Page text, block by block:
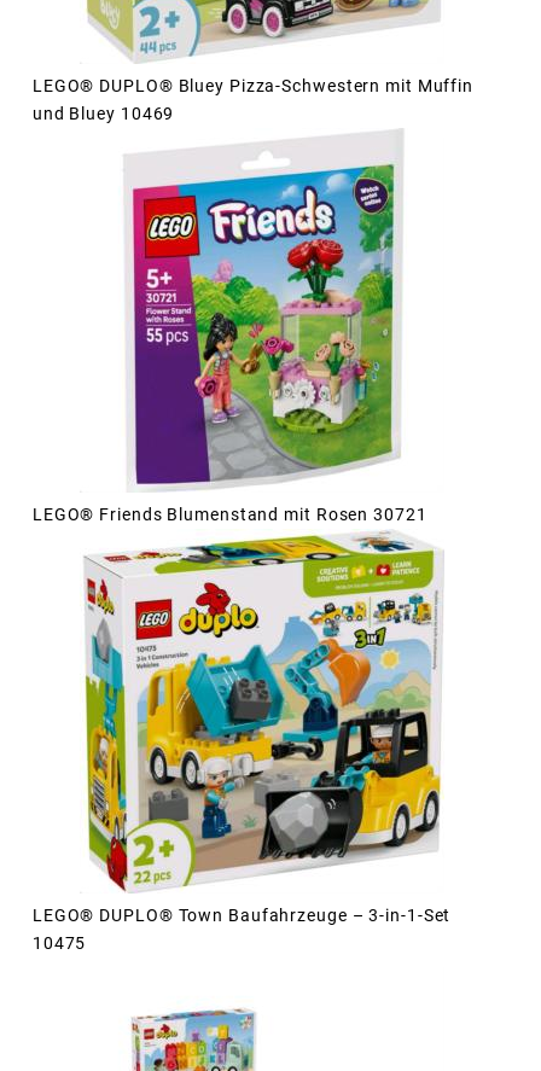
LEGO® DUPLO® Bluey Pizza-Schwestern mit Muffin
und Bluey 10469
LEGO® Friends Blumenstand mit Rosen 30721
LEGO® DUPLO® Town Baufahrzeuge – 3-in-1-Set
10475